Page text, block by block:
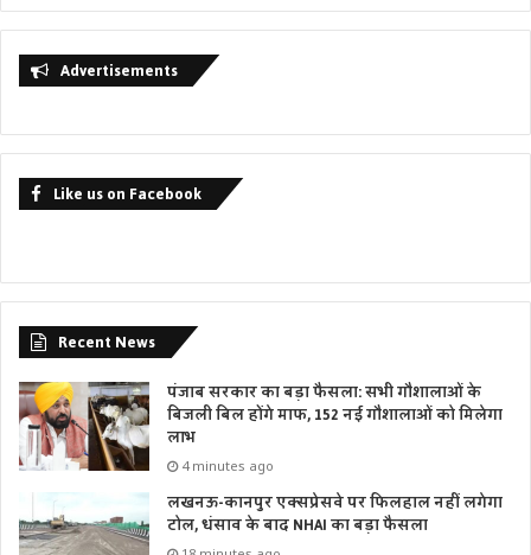
Advertisements
Like us on Facebook
Recent News
पंजाब सरकार का बड़ा फैसला: सभी गौशालाओं के
बिजली बिल होंगे माफ, 152 नई गौशालाओं को मिलेगा
लाभ
4 minutes ago
लखनऊ-कानपुर एक्सप्रेसवे पर फिलहाल नहीं लगेगा
टोल, धंसाव के बाद NHAI का बड़ा फैसला